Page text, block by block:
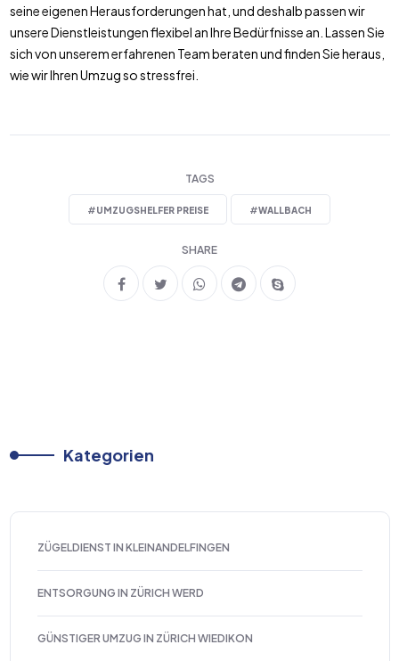
seine eigenen Herausforderungen hat, und deshalb passen wir
unsere Dienstleistungen flexibel an Ihre Bedürfnisse an. Lassen Sie
sich von unserem erfahrenen Team beraten und finden Sie heraus,
wie wir Ihren Umzug so stressfrei.
TAGS
#UMZUGSHELFER PREISE #WALLBACH
SHARE
Kategorien
ZÜGELDIENST IN KLEINANDELFINGEN
ENTSORGUNG IN ZÜRICH WERD
GÜNSTIGER UMZUG IN ZÜRICH WIEDIKON